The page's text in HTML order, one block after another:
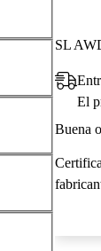
SL
El
Buena